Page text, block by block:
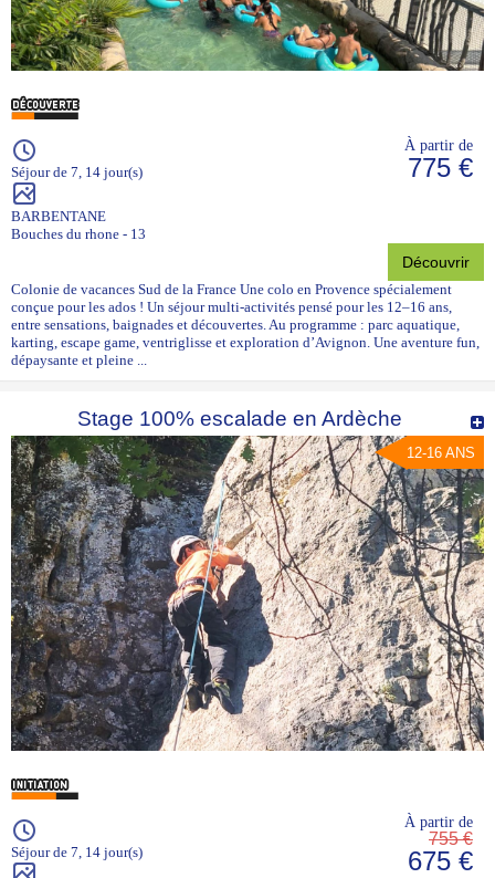
Séjour de 7, 14 jour(s)
BARBENTANE
Bouches du rhone - 13
À partir de
775 €
Découvrir
Colonie de vacances Sud de la France Une colo en Provence spécialement
conçue pour les ados ! Un séjour multi-activités pensé pour les 12–16 ans,
entre sensations, baignades et découvertes. Au programme : parc aquatique,
karting, escape game, ventriglisse et exploration d’Avignon. Une aventure fun,
dépaysante et pleine ...
Stage 100% escalade en Ardèche
12-16 ANS
Séjour de 7, 14 jour(s)
À partir de
755 €
675 €